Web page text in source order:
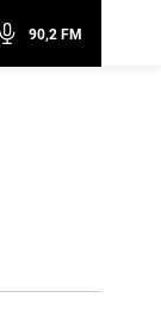
90,2 FM